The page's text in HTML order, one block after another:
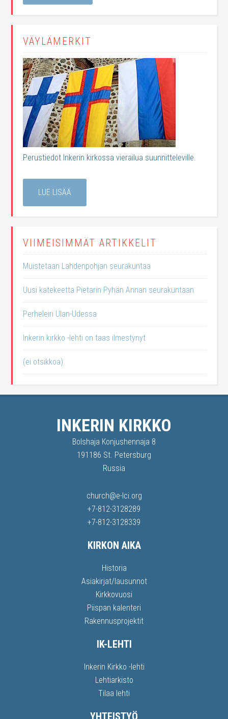
VÄYLÄMERKIT
Perustiedot Inkerin kirkossa vierailua suunnitteleville.
LUE LISÄÄ
VIIMEISIMMÄT ARTIKKELIT
Muistetaan Lahdenpohjan seurakuntaa
Uusi katekeetta Pietarin Pyhän Annan seurakuntaan
Perheleiri Ulan-Udessa
Inkerin kirkko -lehti on taas ilmestynyt
(ei otsikkoa)
INKERIN KIRKKO
Bolshaja Konjushennaja 8
191186 St. Petersburg
Russia
church@e-lci.org
+7-812-3128289
+7-812-3128339
KIRKON AIKA
Historia
Asiakirjat/lausunnot
Kirkkovuosi
Piispan kalenteri
Rakennusprojektit
IK-LEHTI
Inkerin Kirkko -lehti
Lehtiarkisto
Tilaa lehti
YHTEISTYÖ